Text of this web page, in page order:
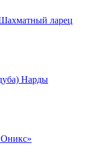
ларец
Нарды